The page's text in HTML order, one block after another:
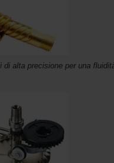
alta precisione per una